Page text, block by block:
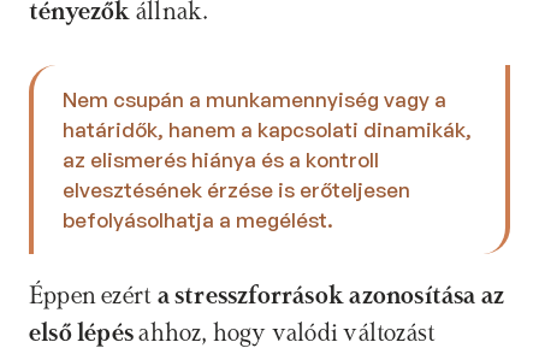
tényezők állnak.
Nem csupán a munkamennyiség vagy a
határidők, hanem a kapcsolati dinamikák,
az elismerés hiánya és a kontroll
elvesztésének érzése is erőteljesen
befolyásolhatja a megélést.
Éppen ezért a stresszforrások azonosítása az
első lépés ahhoz, hogy valódi változást